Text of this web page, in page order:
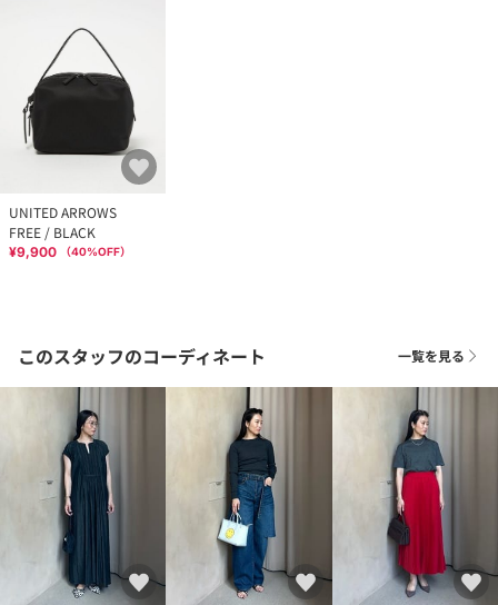
UNITED ARROWS
FREE / BLACK
¥9,900 （40%OFF）
このスタッフのコーディネート 一覧を見る